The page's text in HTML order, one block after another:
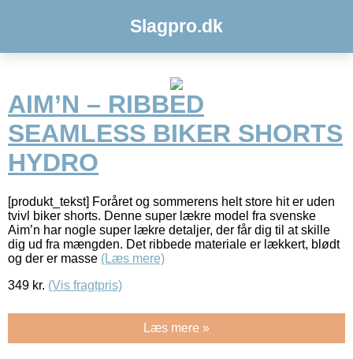
Slagpro.dk
AIM’N – RIBBED
SEAMLESS BIKER SHORTS
HYDRO
[produkt_tekst] Foråret og sommerens helt store hit er uden
tvivl biker shorts. Denne super lækre model fra svenske
Aim’n har nogle super lækre detaljer, der får dig til at skille
dig ud fra mængden. Det ribbede materiale er lækkert, blødt
og der er masse (Læs mere)
349 kr. (Vis fragtpris)
Læs mere »